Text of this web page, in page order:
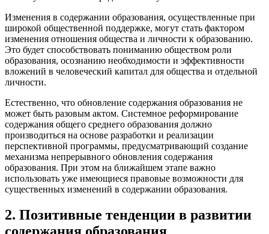
Изменения в содержании образования, осуществленные при
широкой общественной поддержке, могут стать фактором
изменения отношения общества и личности к образованию.
Это будет способствовать пониманию обществом роли
образования, осознанию необходимости и эффективности
вложений в человеческий капитал для общества и отдельной
личности.
Естественно, что обновление содержания образования не
может быть разовым актом. Системное реформирование
содержания общего среднего образования должно
производиться на основе разработки и реализации
перспективной программы, предусматривающий создание
механизма непрерывного обновления содержания
образования. При этом на ближайшем этапе важно
использовать уже имеющиеся правовые возможности для
существенных изменений в содержании образования.
2. Позитивные тенденции в развитии
содержания образования